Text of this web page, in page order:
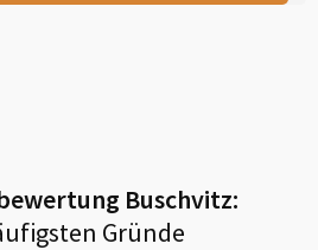
Buschvitz:
Gründe